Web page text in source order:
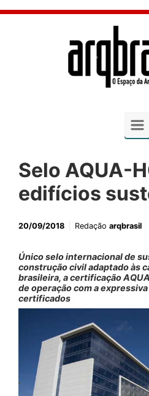
Skip to main content
Selo AQUA-
edifícios
20/09/2018 Redação arqbrasil
Único selo internacional de
construção civil adaptado às
brasileira, a certificação
de operação com a
certificados